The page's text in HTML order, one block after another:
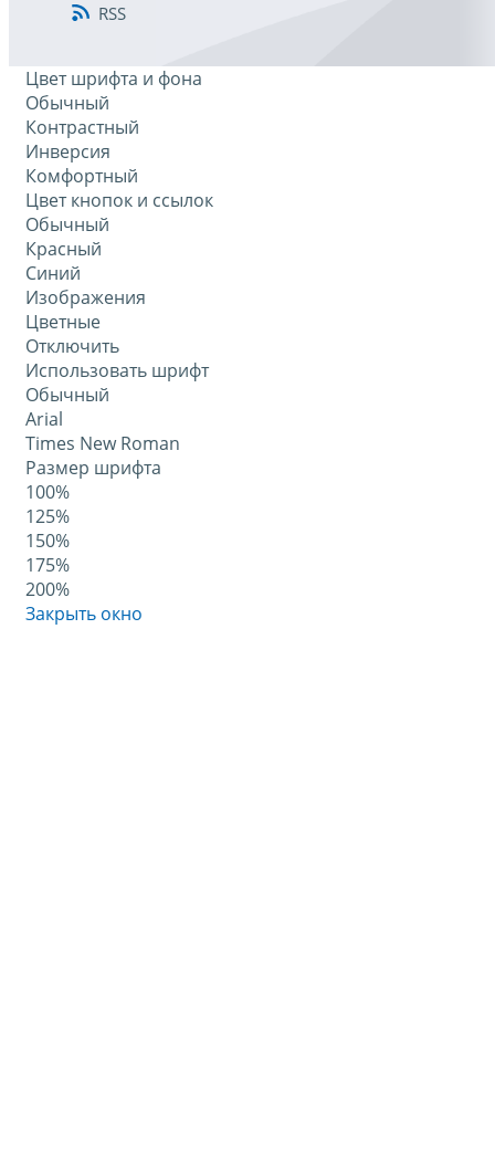
RSS
Цвет шрифта и фона
Обычный
Контрастный
Инверсия
Комфортный
Цвет кнопок и ссылок
Обычный
Красный
Синий
Изображения
Цветные
Отключить
Использовать шрифт
Обычный
Arial
Times New Roman
Размер шрифта
100%
125%
150%
175%
200%
Закрыть окно